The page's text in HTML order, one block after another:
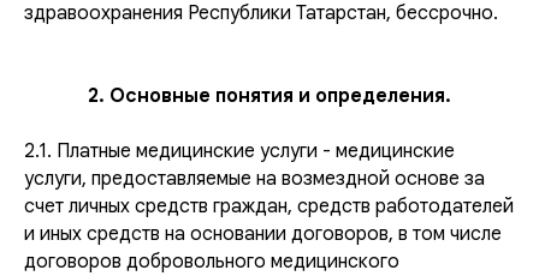
здравоохранения Республики Татарстан, бессрочно.
2. Основные понятия и определения.
2.1. Платные медицинские услуги - медицинские
услуги, предоставляемые на возмездной основе за
счет личных средств граждан, средств работодателей
и иных средств на основании договоров, в том числе
договоров добровольного медицинского